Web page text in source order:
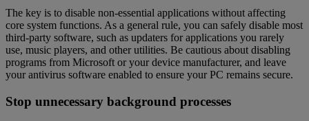
The key is to disable non-essential applications without affecting
core system functions. As a general rule, you can safely disable most
third-party software, such as updaters for applications you rarely
use, music players, and other utilities. Be cautious about disabling
programs from Microsoft or your device manufacturer, and leave
your antivirus software enabled to ensure your PC remains secure.
Stop unnecessary background processes